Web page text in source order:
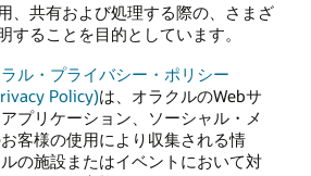
、共有および処理する際の、さまざ
することを目的としています。
ル・プライバシー・ポリシー
Policy)は、オラクルのWebサ
プリケーション、ソーシャル・メ
客様の使用により収集される情
の施設またはイベントにおいて対